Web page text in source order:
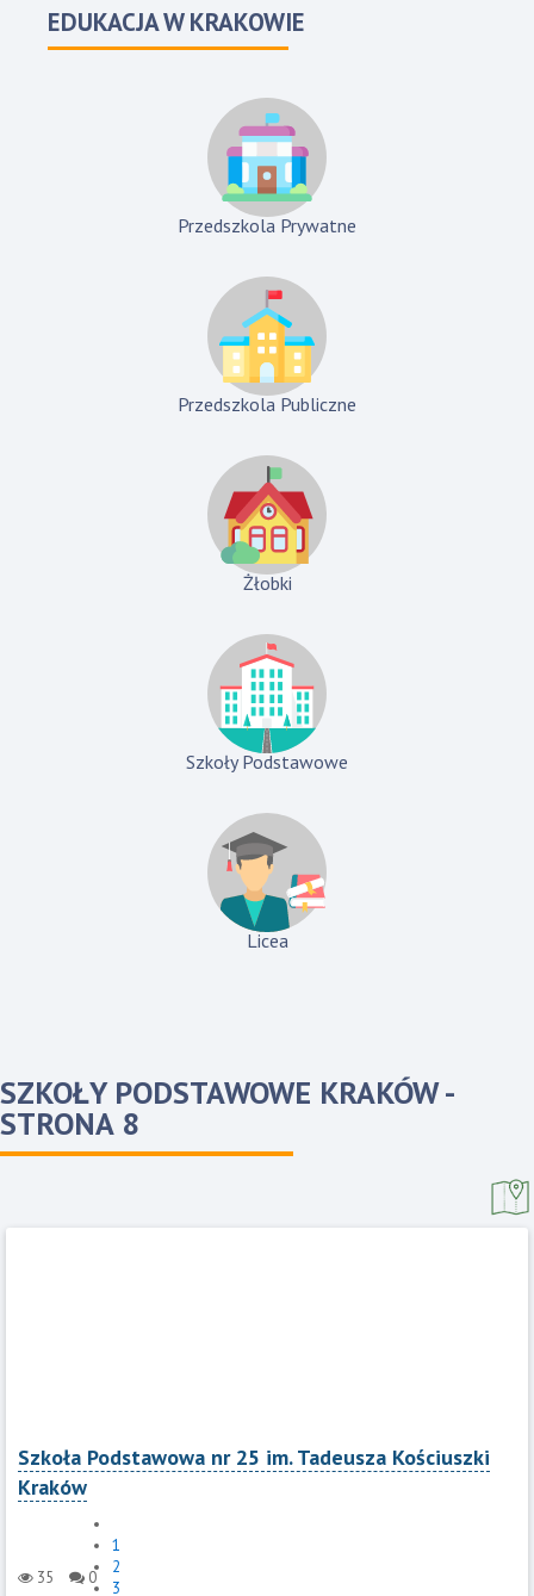
EDUKACJA W KRAKOWIE
Przedszkola Prywatne
Przedszkola Publiczne
Żłobki
Szkoły Podstawowe
Licea
SZKOŁY PODSTAWOWE KRAKÓW-
STRONA 8
Szkoła Podstawowa nr 25 im. Tadeusza Kościuszki
Kraków
35 0
1
2
3